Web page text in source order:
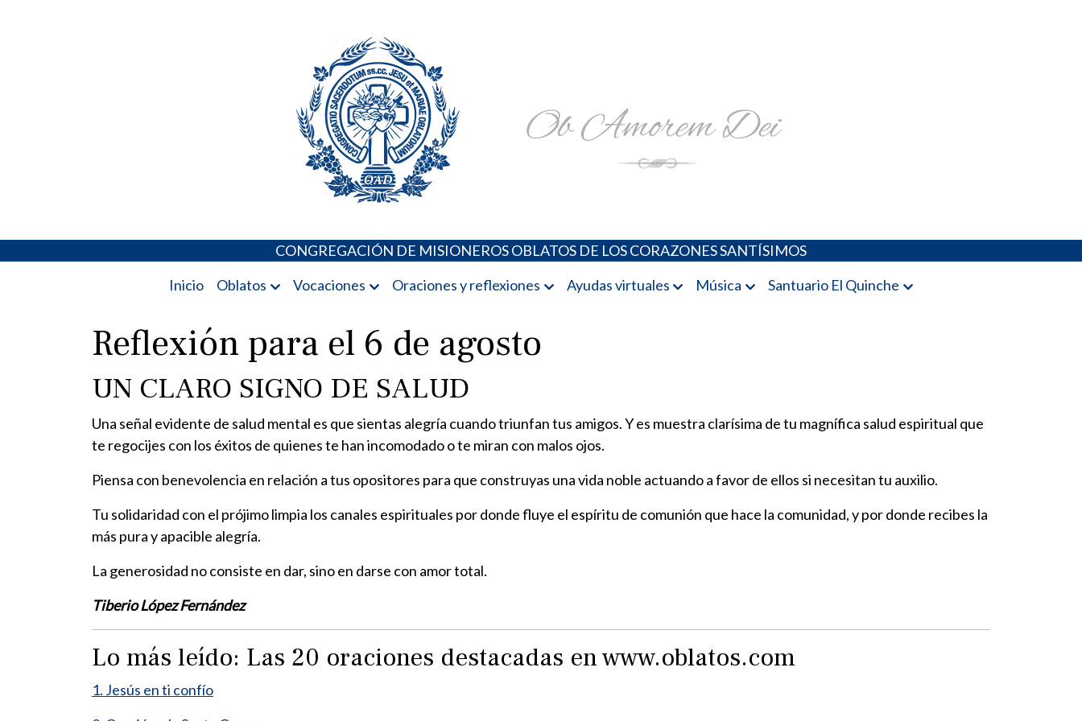
CONGREGACIÓN DE MISIONEROS OBLATOS DE LOS CORAZONES SANTÍSIMOS
Inicio
Oblatos Vocaciones Oraciones y reflexiones Ayudas virtuales Música Santuario El Quinche
Reflexión para el 6 de agosto
UN CLARO SIGNO DE SALUD
Una señal evidente de salud mental es que sientas alegría cuando triunfan tus amigos. Y es muestra clarísima de tu magnífica salud espiritual que
te regocijes con los éxitos de quienes te han incomodado o te miran con malos ojos.
Piensa con benevolencia en relación a tus opositores para que construyas una vida noble actuando a favor de ellos si necesitan tu auxilio.
Tu solidaridad con el prójimo limpia los canales espirituales por donde fluye el espíritu de comunión que hace la comunidad, y por donde recibes la
más pura y apacible alegría.
La generosidad no consiste en dar, sino en darse con amor total.
Tiberio López Fernández
Lo más leído: Las 20 oraciones destacadas en www.oblatos.com
1. Jesús en ti confío